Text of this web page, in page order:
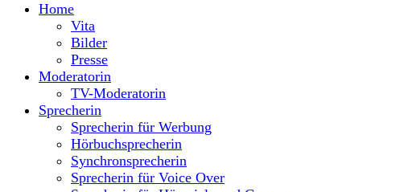
Home
Vita
Bilder
Presse
Moderatorin
TV-Moderatorin
Sprecherin
Sprecherin für Werbung
Hörbuchsprecherin
Synchronsprecherin
Sprecherin für Voice Over